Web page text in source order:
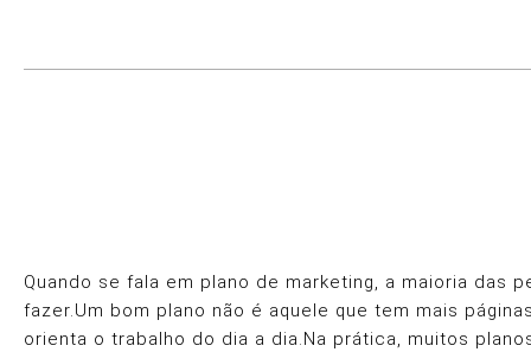
Quando se fala em plano de marketing, a maioria das
fazer.Um bom plano não é aquele que tem mais
orienta o trabalho do dia a dia.Na prática, muitos